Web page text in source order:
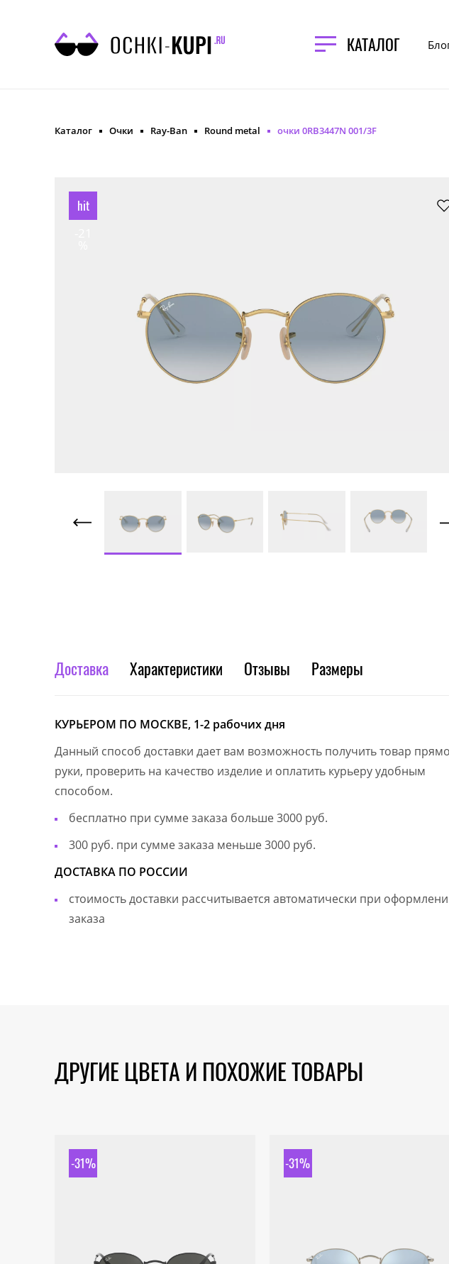
КАТАЛОГ
Каталог Очки Ray-Ban Round metal очки 0RB3447N 001/3F
hit
Доставка Характеристики Отзывы Размеры
КУРЬЕРОМ ПО МОСКВЕ, 1-2 рабочих дня
Данный способ доставки дает вам возможность получить товар
руки, проверить на качество изделие и оплатить курьеру удобным
способом.
бесплатно при сумме заказа больше 3000 руб.
300 руб. при сумме заказа меньше 3000 руб.
ДОСТАВКА ПО РОССИИ
стоимость доставки рассчитывается автоматически при
заказа
ДРУГИЕ ЦВЕТА И ПОХОЖИЕ ТОВАРЫ
-31% -31%